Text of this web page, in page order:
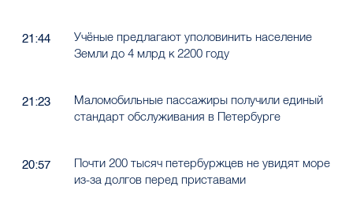
21:44
Учёные предлагают уполовинить население
Земли до 4 млрд к 2200 году
21:23
Маломобильные пассажиры получили единый
стандарт обслуживания в Петербурге
20:57
Почти 200 тысяч петербуржцев не увидят море
из-за долгов перед приставами